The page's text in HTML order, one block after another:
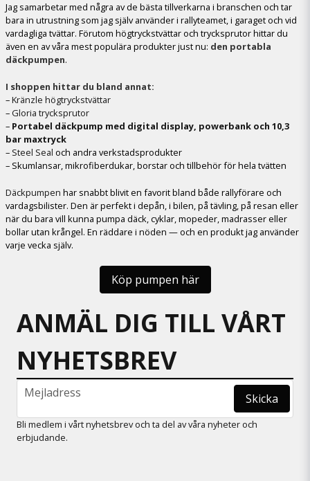
Jag samarbetar med några av de bästa tillverkarna i branschen och tar
bara in utrustning som jag själv använder i rallyteamet, i garaget och vid
vardagliga tvättar. Förutom högtryckstvättar och trycksprutor hittar du
även en av våra mest populära produkter just nu: den portabla
däckpumpen.
I shoppen hittar du bland annat:
–Kränzle högtryckstvättar
– Gloria trycksprutor
– Portabel däckpump med digital display, powerbank och 10,3
bar maxtryck
– Steel Seal och andra verkstadsprodukter
– Skumlansar, mikrofiberdukar, borstar och tillbehör för hela tvätten
Däckpumpen har snabbt blivit en favorit bland både rallyförare och
vardagsbilister. Den är perfekt i depån, i bilen, på tävling, på resan eller
när du bara vill kunna pumpa däck, cyklar, mopeder, madrasser eller
bollar utan krångel. En räddare i nöden — och en produkt jag använder
varje vecka själv.
Köp pumpen här
ANMÄL DIG TILL VÅRT
NYHETSBREV
email
Mejladress Skicka
Bli medlem i vårt nyhetsbrev och ta del av våra nyheter och
erbjudande.